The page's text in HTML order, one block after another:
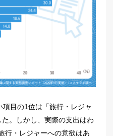
目の1位は「旅行・レジャ
。しかし、実際の支出はわ
行・レジャーへの意欲はあ